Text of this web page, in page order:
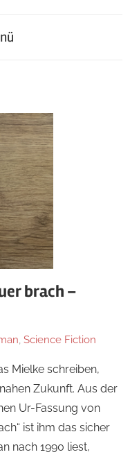
brach –
, Science Fiction
Mielke schreiben,
Zukunft. Aus der
Ur-Fassung von
ist ihm das sicher
nach 1990 liest,